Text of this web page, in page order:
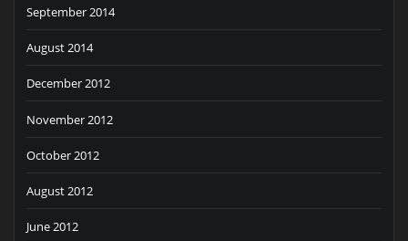
September 2014
August 2014
December 2012
November 2012
October 2012
August 2012
June 2012